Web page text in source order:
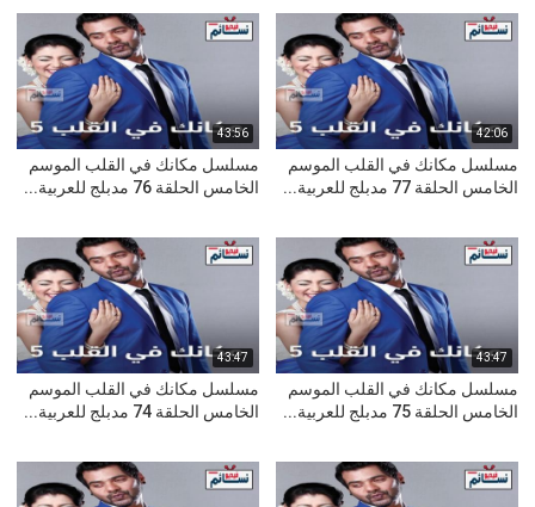
42:06
مسلسل مكانك في القلب الموسم
الخامس الحلقة 77 مدبلج للعربية...
43:56
مسلسل مكانك في القلب الموسم
الخامس الحلقة 76 مدبلج للعربية...
43:47
مسلسل مكانك في القلب الموسم
الخامس الحلقة 75 مدبلج للعربية...
43:47
مسلسل مكانك في القلب الموسم
الخامس الحلقة 74 مدبلج للعربية...